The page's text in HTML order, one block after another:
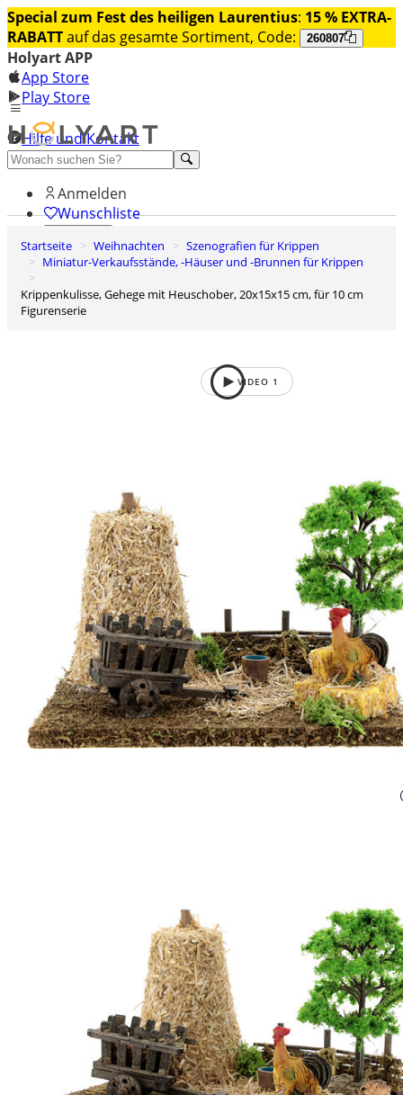
Special zum Fest des heiligen Laurentius: 15 % EXTRA-
RABATTauf das gesamte Sortiment, Code: 260807
Holyart APP
App Store
Play Store
Hilfe und Kontakt
Entdecken Sie Premium
Anmelden
Wunschliste
0
Warenkorb
Startseite Weihnachten
Szenografien für Krippen
Miniatur-Verkaufsstände, -Häuser und -Brunnen für Krippen
Krippenkulisse, Gehege mit Heuschober, 20x15x15 cm, für 10 cm
Figurenserie
VIDEO 1